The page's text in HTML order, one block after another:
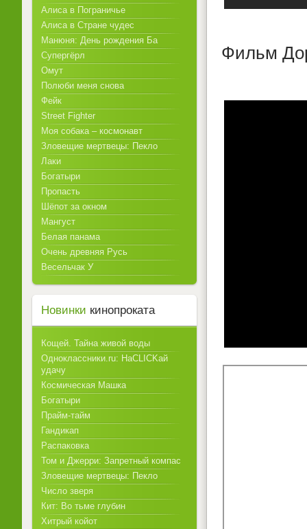
Фильм
Алиса в Пограничье
Алиса в Стране чудес
Манюня: День рождения Ба
Супергёрл
Омут
Полюби меня снова
Фейк
Street Fighter
Моя собака – космонавт
Зловещие мертвецы: Пекло
Лаки
Богатыри
Пропасть
Шёпот за окном
Мангуст
Белая панама
Очень древняя Русь
Весельчак У
Новинки кинопроката
Кощей. Тайна живой воды
Одноклассники.ru: НаCLICKай
удачу
Космическая Машка
Богатыри
Прайм-тайм
Гандикап
Распаковка
Том и Джерри: Запретный компас
Зловещие мертвецы: Пекло
Число зверя
Кит: Во тьме глубин
Хитрый койот